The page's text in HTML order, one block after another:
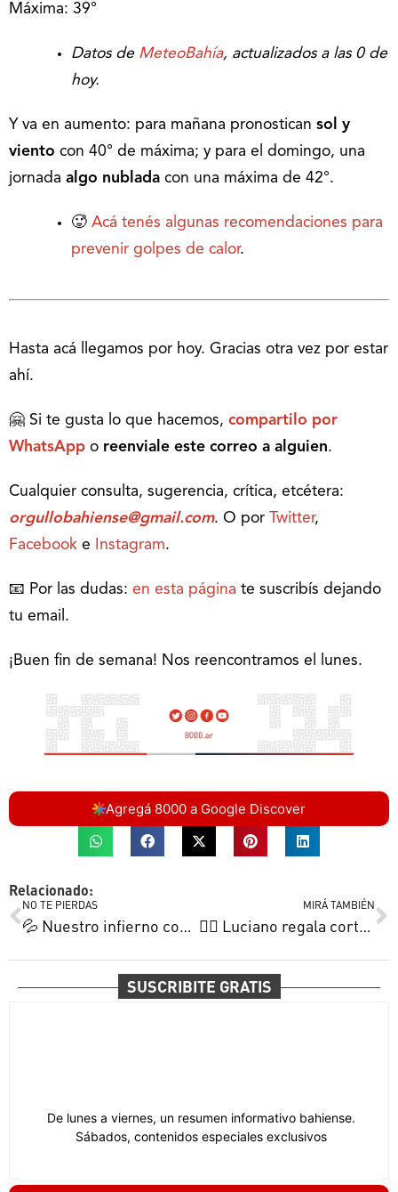
Máxima: 39°
Datos deMeteoBahía, actualizados a las 0 de
hoy.
Y va en aumento: para mañana pronostican sol y
viento con 40° de máxima; y para el domingo, una
jornada algo nublada con una máxima de 42°.
🥵 Acá tenés algunas recomendaciones para
prevenir golpes de calor.
Hasta acá llegamos por hoy. Gracias otra vez por estar
ahí.
🤗 Si te gusta lo que hacemos, compartilo por
WhatsApp o reenviale este correo a alguien.
Cualquier consulta, sugerencia, crítica, etcétera:
orgullobahiense@gmail.com. O por Twitter,
Facebook e Instagram.
📧 Por las dudas: en esta página te suscribís dejando
tu email.
¡Buen fin de semana! Nos reencontramos el lunes.
Agregá 8000 a Google Discover
Relacionado:
NO TE PIERDAS
💦 Nuestro infierno con “un plan insuficiente” | La sangre de Nico ilusiona | El peligro de naturalizar la crisis y más
MIRÁ TAMBIÉN
🧏‍♂️ Luciano regala cortes | Alicia al servicio de los chicos | La ofrenda musical de Luis tiene su premio y más
SUSCRIBITE GRATIS